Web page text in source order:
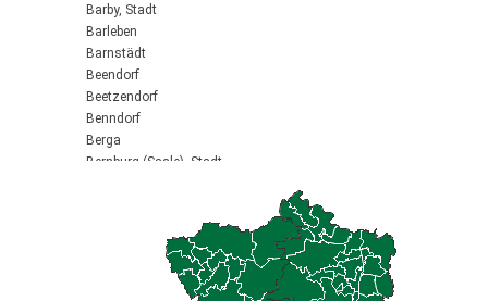
Barby, Stadt
Barleben
Barnstädt
Beendorf
Beetzendorf
Benndorf
Berga
Bernburg (Saale), Stadt
Bitterfeld-Wolfen, Stadt
Blankenburg (Harz), Stadt